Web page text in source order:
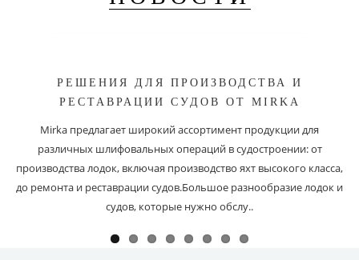
РЕШЕНИЯ ДЛЯ ПРОИЗВОДСТВА И
РЕСТАВРАЦИИ СУДОВ ОТ MIRKA
Mirka предлагает широкий ассортимент продукции для
различных шлифовальных операций в судостроении: от
производства лодок, включая производство яхт высокого класса,
до ремонта и реставрации судов.Большое разнообразие лодок и
судов, которые нужно обслу..